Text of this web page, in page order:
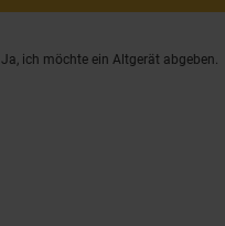
Ja, ich möchte ein Altgerät abgeben.